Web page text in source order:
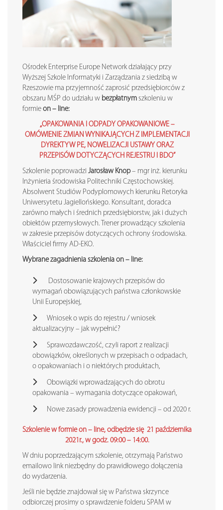
Ośrodek Enterprise Europe Network działający przy
Wyższej Szkole Informatyki i Zarządzania z siedzibą w
Rzeszowie ma przyjemność zaprosić przedsiębiorców z
obszaru MŚP do udziału w bezpłatnym szkoleniu w
formie on – line:
„OPAKOWANIA I ODPADY OPAKOWANIOWE –
OMÓWIENIE ZMIAN WYNIKAJĄCYCH Z IMPLEMENTACJI
DYREKTYW PE, NOWELIZACJI USTAWY ORAZ
PRZEPISÓW DOTYCZĄCYCH REJESTRU I BDO”
Szkolenie poprowadzi Jarosław Knop– mgr inż. kierunku
Inżynieria środowiska Politechniki Częstochowskiej.
Absolwent Studiów Podyplomowych kierunku Retoryka
Uniwersytetu Jagiellońskiego. Konsultant, doradca
zarówno małych i średnich przedsiębiorstw, jak i dużych
obiektów przemysłowych. Trener prowadzący szkolenia
w zakresie przepisów dotyczących ochrony środowiska.
Właściciel firmy AD-EKO.
Wybrane zagadnienia szkolenia on – line:
Dostosowanie krajowych przepisów do
wymagań obowiązujących państwa członkowskie
Unii Europejskiej,
Wniosek o wpis do rejestru / wniosek
aktualizacyjny – jak wypełnić?
Sprawozdawczość, czyli raport z realizacji
obowiązków, określonych w przepisach o odpadach,
o opakowaniach i o niektórych produktach,
Obowiązki wprowadzających do obrotu
opakowania – wymagania dotyczące opakowań,
Nowe zasady prowadzenia ewidencji – od 2020 r.
Szkolenie w formie on – line, odbędzie się 21 października
2021r., w godz. 09:00 – 14:00.
W dniu poprzedzającym szkolenie, otrzymają Państwo
emailowo link niezbędny do prawidłowego dołączenia
do wydarzenia.
Jeśli nie będzie znajdował się w Państwa skrzynce
odbiorczej prosimy o sprawdzenie folderu SPAM w